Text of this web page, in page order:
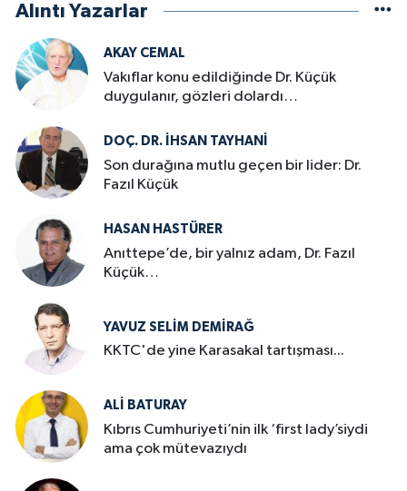
Alıntı Yazarlar
AKAY CEMAL
Vakıflar konu edildiğinde Dr. Küçük
duygulanır, gözleri dolardı…
DOÇ. DR. İHSAN TAYHANI
Son durağına mutlu geçen bir lider: Dr.
Fazıl Küçük
HASAN HASTÜRER
Anıttepe’de, bir yalnız adam, Dr. Fazıl
Küçük…
YAVUZ SELIM DEMIRAĞ
KKTC'de yine Karasakal tartışması...
ALI BATURAY
Kıbrıs Cumhuriyeti’nin ilk ‘first lady’siydi
ama çok mütevazıydı